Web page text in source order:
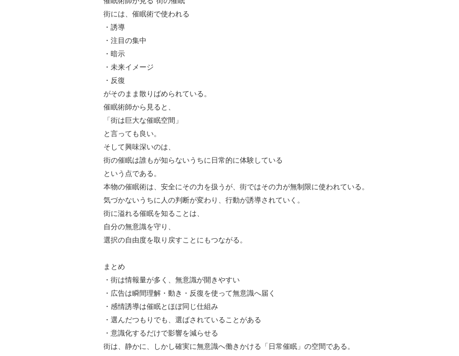
街には、催眠術で使われる
・誘導
・注目の集中
・暗示
・未来イメージ
・反復
がそのまま散りばめられている。
催眠術師から見ると、
「街は巨大な催眠空間」
と言っても良い。
そして興味深いのは、
街の催眠は誰もが知らないうちに日常的に体験している
という点である。
本物の催眠術は、安全にその力を扱うが、街ではその力が無制限に使われている。
気づかないうちに人の判断が変わり、行動が誘導されていく。
街に溢れる催眠を知ることは、
自分の無意識を守り、
選択の自由度を取り戻すことにもつながる。
まとめ
・街は情報量が多く、無意識が開きやすい
・広告は瞬間理解・動き・反復を使って無意識へ届く
・感情誘導は催眠とほぼ同じ仕組み
・選んだつもりでも、選ばされていることがある
・意識化するだけで影響を減らせる
街は、静かに、しかし確実に無意識へ働きかける「日常催眠」の空間である。